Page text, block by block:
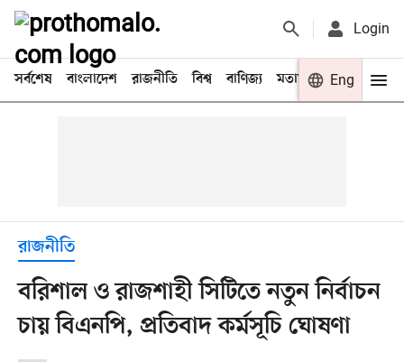
Login
সর্বশেষ বাংলাদেশ রাজনীতি বিশ্ব বাণিজ্য মতামত খেলা
Eng
রাজনীতি
বরিশাল ও রাজশাহী সিটিতে নতুন নির্বাচন
চায় বিএনপি, প্রতিবাদ কর্মসূচি ঘোষণা